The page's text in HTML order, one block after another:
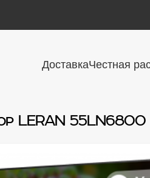
ДоставкаЧестная
LERAN 55LN6800